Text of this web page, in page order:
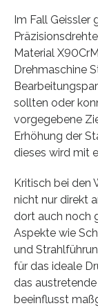
Im Fall Geissler
Material
Drehmaschine
sollten oder
vorgegebene
Erhöhung der
dieses wird mit
Kritisch bei den
nicht nur direkt
dort auch noch
Aspekte wie
und
für das ideale
das
beeinflusst